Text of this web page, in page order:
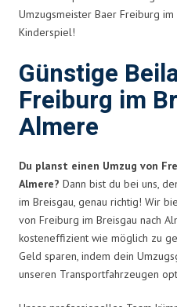
Umzugsmeister Baer Freiburg
Kinderspiel!
Günstige
Freiburg im
Almere
Du planst einen Umzug von
Almere? Dann bist du bei uns,
im Breisgau, genau richtig! Wir
von Freiburg im Breisgau nach
kosteneffizient wie möglich zu
Geld sparen, indem dein
unseren Transportfahrzeugen